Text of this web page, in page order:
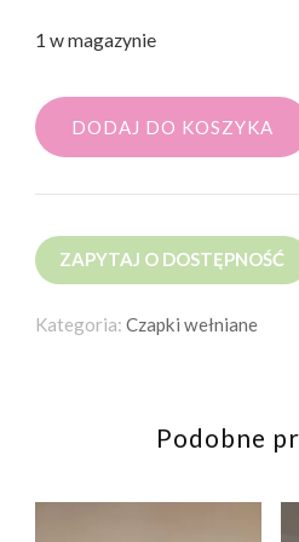
1 w magazynie
DODAJ DO KOSZYKA
ZAPYTAJ O DOSTĘPNOŚĆ
Kategoria: Czapki wełniane
Podobne